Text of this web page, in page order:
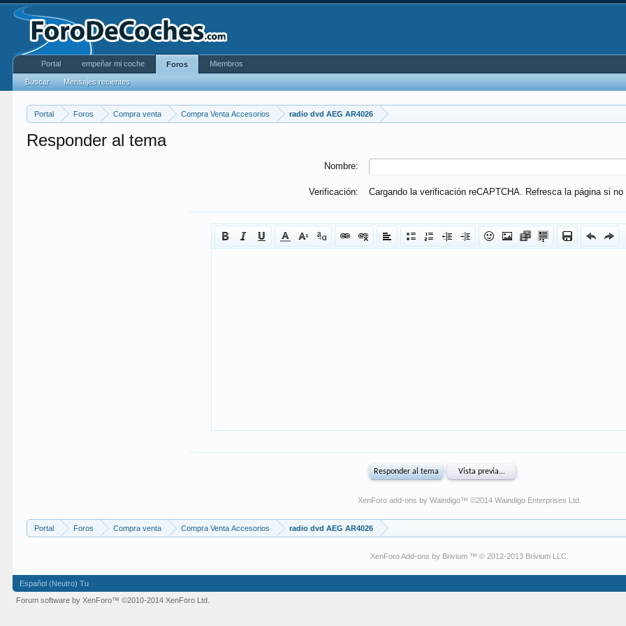
Portal Foros Compra venta Compra Venta Accesorios radio dvd AEG AR4026
Responder al tema
Nombre:
Verificación: Cargando la verificación reCAPTCHA. Refresca la página si no
XenForo add-ons by Waindigo™ ©2014 Waindigo Enterprises Ltd
Portal Foros Compra venta Compra Venta Accesorios radio dvd AEG AR4026
XenForo Add-ons by Brivium ™ © 2012-2013 Brivium LLC.
Portal empeñar mi coche Foros
Buscar Mensajes recientes
Miembros
Español (Neutro) Tu
Forum software by XenForo™©2010-2014 XenForo Ltd.